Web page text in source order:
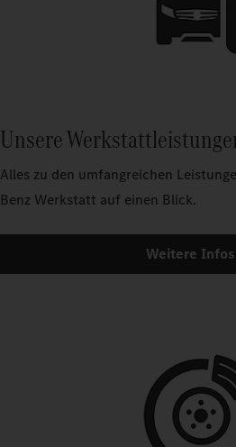
Unsere
Alles zu den umfangreichen
Benz Werkstatt auf einen Blick.
Weitere Infos